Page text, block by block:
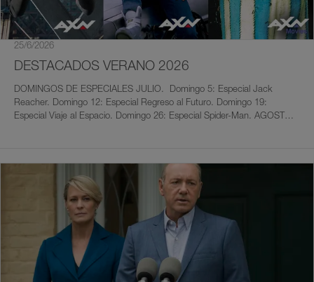
25/6/2026
DESTACADOS VERANO 2026
DOMINGOS DE ESPECIALES JULIO. Domingo 5: Especial Jack
Reacher. Domingo 12: Especial Regreso al Futuro. Domingo 19:
Especial Viaje al Espacio. Domingo 26: Especial Spider-Man. AGOSTO
Todos los sábados a las 22:00h. Cáncer: 21 de junio al 22 de julio
Sábado 4: Predator: La Presa; Pitch Black. Sábado 11: Baby Driver; El
Rascacielos. Sábado 18: Troya; La Momia. Leo: 23 de julio al 22 de
agosto Sábado 25: Le Mans 66'; Persecución Extrema. Sábado 1:
Día de Spider-Man. Sábado 8: Niños Grandes 2; Men in Black:
International. Sábado 15: Fast & Furious 5; Fast & Furious 6. Sábado
22: The Equalizer 3; El Invitado. Virgo: 23 de agosto al 22 de
septiembre Sábado 29: Misión: Imposible - Fallout; El Contable.
OTROS CINES DE ESTRENO Spiderman L 27/07, Sobremesa.